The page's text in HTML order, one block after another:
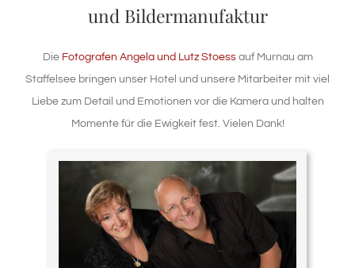
und Bildermanufaktur
Die Fotografen Angela und Lutz Stoessauf Murnau am
Staffelsee bringen unser Hotel und unsere Mitarbeiter mit viel
Liebe zum Detail und Emotionen vor die Kamera und halten
Momente für die Ewigkeit fest. Vielen Dank!